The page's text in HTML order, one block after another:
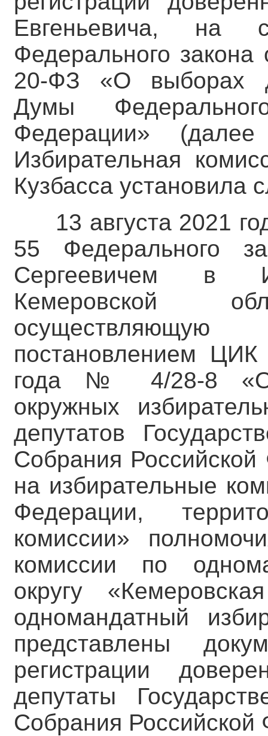
Евгеньевича, на
Федерального
20-ФЗ «О выборах
Думы
Федерации»
Избирательная
Кузбасса установила
13 августа 2021
55 Федерального
Сергеевичем в
Кемеровской
постановлением
года № 4/28-8 «О
окружных
депутатов
Собрания
на избирательные
Федерации,
комиссии»
комиссии по
округу
одномандатный
представлены
регистрации
депутаты
Собрания Российской